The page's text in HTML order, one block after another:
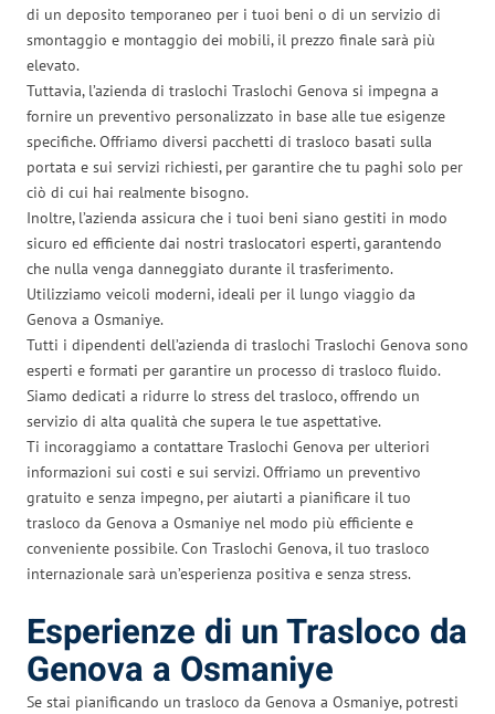
di un deposito temporaneo per i tuoi beni o di un servizio di
smontaggio e montaggio dei mobili, il prezzo finale sarà più
elevato.
Tuttavia, l’azienda di traslochi Traslochi Genova si impegna a
fornire un preventivo personalizzato in base alle tue esigenze
specifiche. Offriamo diversi pacchetti di trasloco basati sulla
portata e sui servizi richiesti, per garantire che tu paghi solo per
ciò di cui hai realmente bisogno.
Inoltre, l’azienda assicura che i tuoi beni siano gestiti in modo
sicuro ed efficiente dai nostri traslocatori esperti, garantendo
che nulla venga danneggiato durante il trasferimento.
Utilizziamo veicoli moderni, ideali per il lungo viaggio da
Genova a Osmaniye.
Tutti i dipendenti dell’azienda di traslochi Traslochi Genova sono
esperti e formati per garantire un processo di trasloco fluido.
Siamo dedicati a ridurre lo stress del trasloco, offrendo un
servizio di alta qualità che supera le tue aspettative.
Ti incoraggiamo a contattare Traslochi Genova per ulteriori
informazioni sui costi e sui servizi. Offriamo un preventivo
gratuito e senza impegno, per aiutarti a pianificare il tuo
trasloco da Genova a Osmaniye nel modo più efficiente e
conveniente possibile. Con Traslochi Genova, il tuo trasloco
internazionale sarà un’esperienza positiva e senza stress.
Esperienze di un Trasloco da
Genova a Osmaniye
Se stai pianificando un trasloco da Genova a Osmaniye, potresti